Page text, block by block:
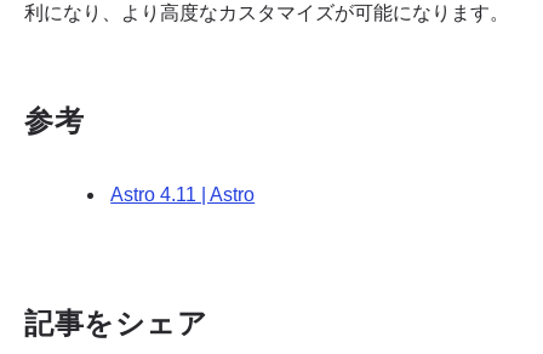
利になり、より高度なカスタマイズが可能になります。
参考
Astro 4.11 | Astro
記事をシェア